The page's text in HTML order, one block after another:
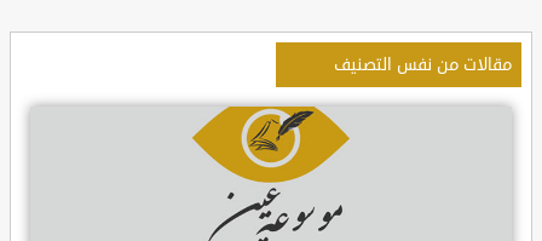
مقالات من نفس التصنيف